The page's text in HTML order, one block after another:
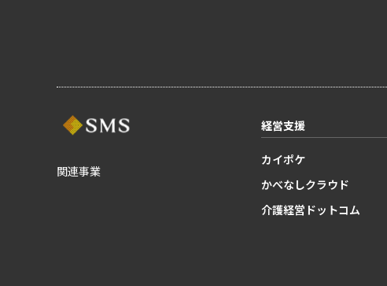
関連事業
経営支援
カイポケ
かべなしクラウド
介護経営ドットコム